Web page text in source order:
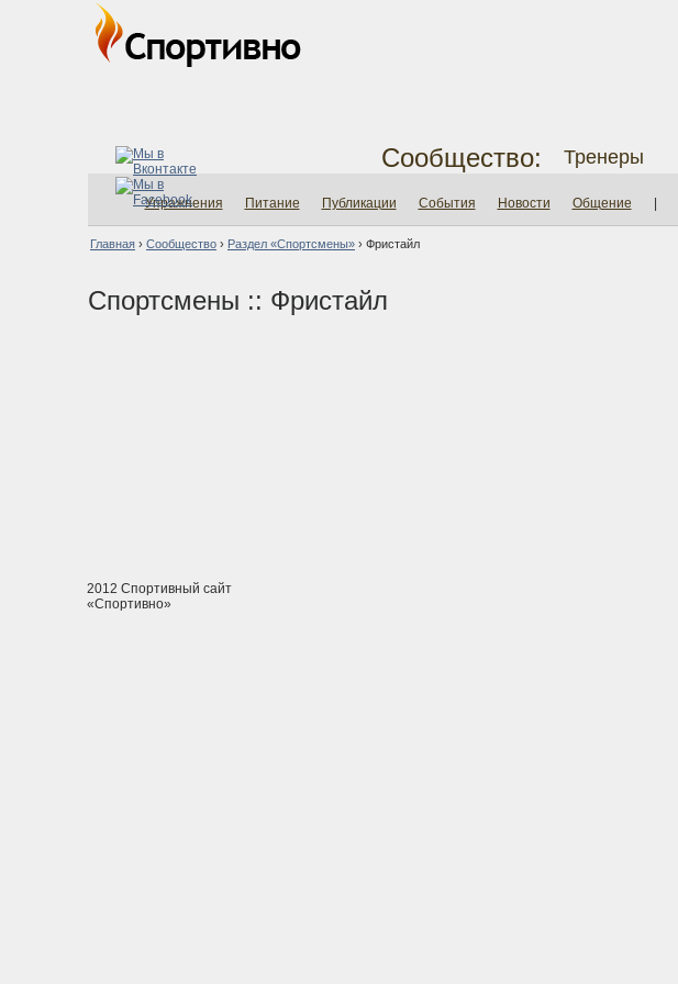
Сообщество: Тренеры
Упражнения Питание Публикации События Новости Общение
Главная › Сообщество › Раздел «Спортсмены» › Фристайл
Спортсмены :: Фристайл
2012 Спортивный сайт
«Спортивно»